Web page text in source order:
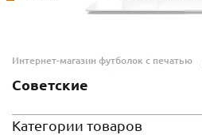
Интернет-магазин футболок с печатью
Советские
Категории товаров